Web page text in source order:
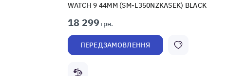
WATCH 9 44MM (SM-L350NZKASEK) BLACK
18 299грн.
ПЕРЕДЗАМОВЛЕННЯ